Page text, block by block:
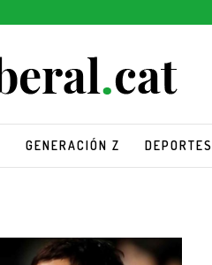
GENERACIÓN Z DEPORTES